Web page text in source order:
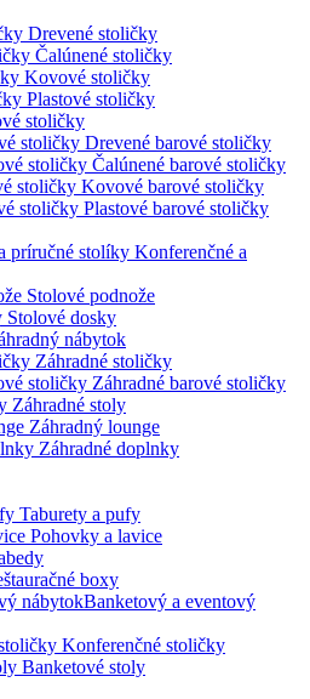
Drevené stoličky
Čalúnené stoličky
Kovové stoličky
Plastové stoličky
stoličky
Drevené barové stoličky
Čalúnené barové stoličky
Kovové barové stoličky
Plastové barové stoličky
Konferenčné a
Stolové podnože
Stolové dosky
nábytok
Záhradné stoličky
Záhradné barové stoličky
Záhradné stoly
Záhradný lounge
Záhradné doplnky
Taburety a pufy
Pohovky a lavice
boxy
Banketový a eventový
Konferenčné stoličky
Banketové stoly